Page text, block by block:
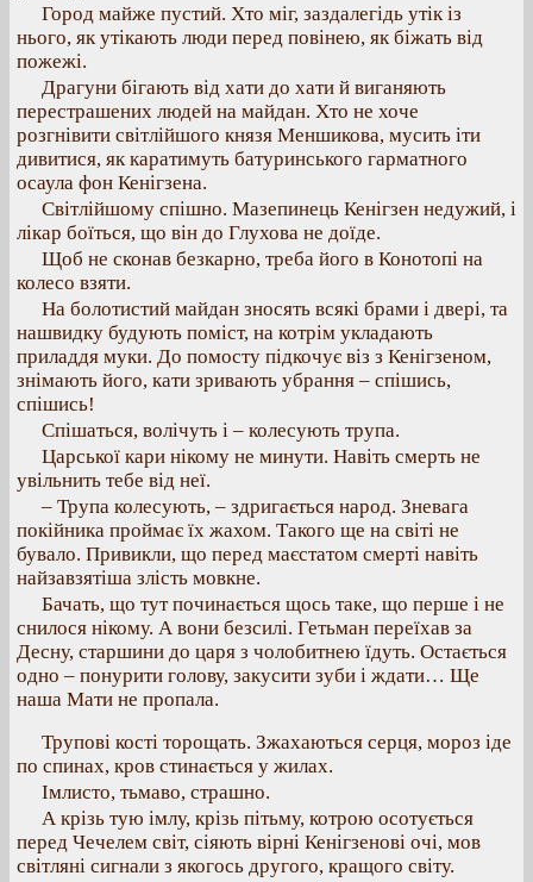
Город майже пустий. Хто міг, заздалегідь утік із
нього, як утікають люди перед повінею, як біжать від
пожежі.
Драгуни бігають від хати до хати й виганяють
перестрашених людей на майдан. Хто не хоче
розгнівити світлійшого князя Меншикова, мусить іти
дивитися, як каратимуть батуринського гарматного
осаула фон Кенігзена.
Світлійшому спішно. Мазепинець Кенігзен недужий, і
лікар боїться, що він до Глухова не доїде.
Щоб не сконав безкарно, треба його в Конотопі на
колесо взяти.
На болотистий майдан зносять всякі брами і двері, та
нашвидку будують поміст, на котрім укладають
приладдя муки. До помосту підкочує віз з Кенігзеном,
знімають його, кати зривають убрання – спішись,
спішись!
Спішаться, волічуть і – колесують трупа.
Царської кари нікому не минути. Навіть смерть не
увільнить тебе від неї.
– Трупа колесують, – здригається народ. Зневага
покійника проймає їх жахом. Такого ще на світі не
бувало. Привикли, що перед маєстатом смерті навіть
найзавзятіша злість мовкне.
Бачать, що тут починається щось таке, що перше і не
снилося нікому. А вони безсилі. Гетьман переїхав за
Десну, старшини до царя з чолобитнею їдуть. Остається
одно – понурити голову, закусити зуби і ждати… Ще
наша Мати не пропала.
Трупові кості торощать. Зжахаються серця, мороз іде
по спинах, кров стинається у жилах.
Імлисто, тьмаво, страшно.
А крізь тую імлу, крізь пітьму, котрою осотується
перед Чечелем світ, сіяють вірні Кенігзенові очі, мов
світляні сигнали з якогось другого, кращого світу.